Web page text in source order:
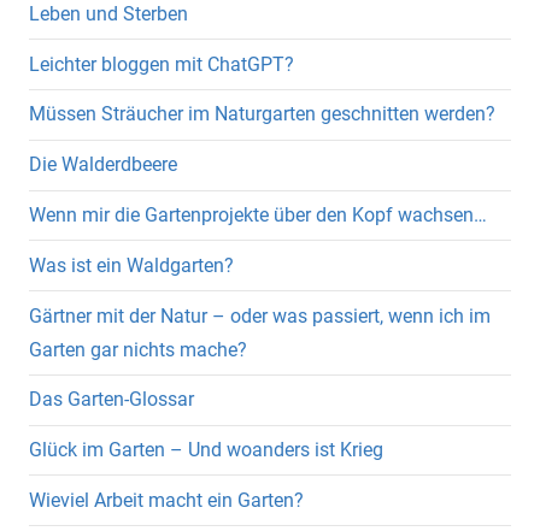
Leben und Sterben
Leichter bloggen mit ChatGPT?
Müssen Sträucher im Naturgarten geschnitten werden?
Die Walderdbeere
Wenn mir die Gartenprojekte über den Kopf wachsen…
Was ist ein Waldgarten?
Gärtner mit der Natur – oder was passiert, wenn ich im
Garten gar nichts mache?
Das Garten-Glossar
Glück im Garten – Und woanders ist Krieg
Wieviel Arbeit macht ein Garten?